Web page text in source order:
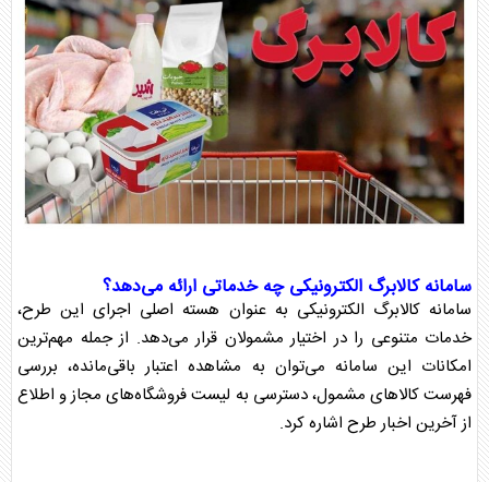
سامانهکالابرگ الکترونیکی چه خدماتی ارائه می‌دهد؟
سامانهکالابرگ الکترونیکی به عنوان هسته اصلی اجرای این طرح،
خدمات متنوعی را در اختیار مشمولان قرار می‌دهد. از جمله مهم‌ترین
امکانات این سامانه می‌توان به مشاهده اعتبار باقی‌مانده، بررسی
فهرست کالاهای مشمول، دسترسی به لیست فروشگاه‌های مجاز و اطلاع
از آخرین اخبار طرح اشاره کرد.